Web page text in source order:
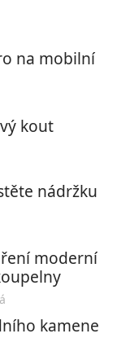
na mobilní
kout
nádržku
moderní
kamene